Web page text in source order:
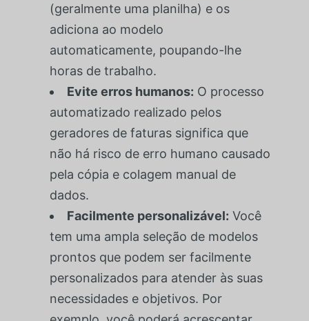
(geralmente uma planilha) e os
adiciona ao modelo
automaticamente, poupando-lhe
horas de trabalho.
Evite erros humanos: O processo
automatizado realizado pelos
geradores de faturas significa que
não há risco de erro humano causado
pela cópia e colagem manual de
dados.
Facilmente personalizável: Você
tem uma ampla seleção de modelos
prontos que podem ser facilmente
personalizados para atender às suas
necessidades e objetivos. Por